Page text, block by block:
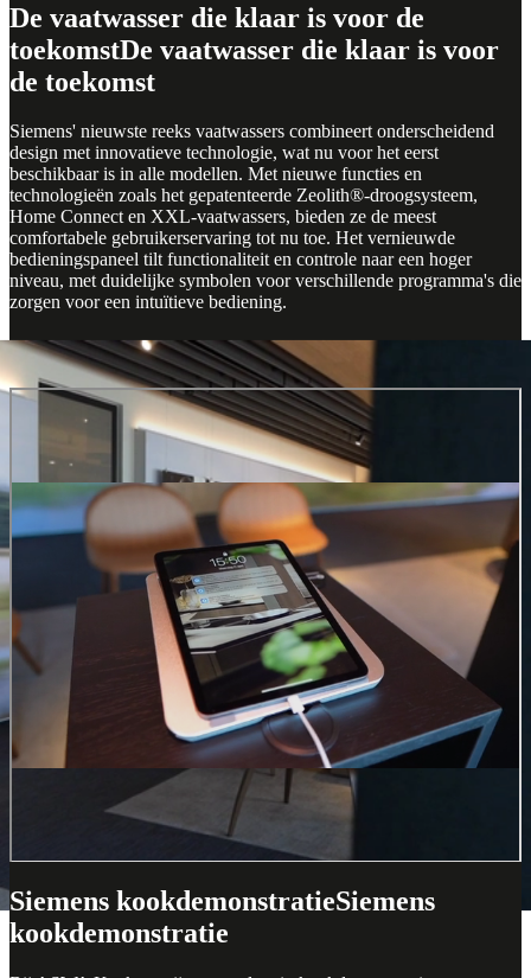
De vaatwasser die klaar is voor de
toekomstDe vaatwasser die klaar is voor
de toekomst
Siemens' nieuwste reeks vaatwassers combineert onderscheidend
design met innovatieve technologie, wat nu voor het eerst
beschikbaar is in alle modellen. Met nieuwe functies en
technologieën zoals het gepatenteerde Zeolith®-droogsysteem,
Home Connect en XXL-vaatwassers, bieden ze de meest
comfortabele gebruikerservaring tot nu toe. Het vernieuwde
bedieningspaneel tilt functionaliteit en controle naar een hoger
niveau, met duidelijke symbolen voor verschillende programma's die
zorgen voor een intuïtieve bediening.
Altijd verbonden met Siemens Home
Connect
Altijd verbonden met Siemens
Home Connect
Geniet van extra gemak en nog meer flexibiliteit met Siemens
huishoudelijke apparaten die wifi-functionaliteit hebben. Met de
eenvoudige bediening via de Home Connect-app kun je
bijvoorbeeld de oven voorverwarmen terwijl je nog in de
supermarkt bent, het licht van je afzuigkap aanpassen vanaf de
eettafel, of je favoriete koffiespecialiteit kiezen vanuit je luie stoel.
Laat diverse Home Connect-apparaten met elkaar communiceren
voor ultiem gebruiksgemak, zoals de Home Connect afzuigkap die
automatisch begint te ventileren zodra de kookplaat wordt
ingeschakeld, waardoor vieze vingerafdrukken worden voorkomen.
Ontdek Home Connect in onze ASWA Smart Living ruimte in
Siemens kookdemonstratieSiemens
kookdemonstratie